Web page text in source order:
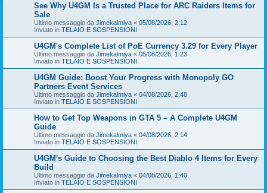
See Why U4GM Is a Trusted Place for ARC Raiders Items for
Sale
Ultimo messaggio da Jimekalmiya « 05/08/2026, 2:12
Inviato in TELAIO E SOSPENSIONI
U4GM's Complete List of PoE Currency 3.29 for Every Player
Ultimo messaggio da Jimekalmiya « 05/08/2026, 1:23
Inviato in TELAIO E SOSPENSIONI
U4GM Guide: Boost Your Progress with Monopoly GO
Partners Event Services
Ultimo messaggio da Jimekalmiya « 04/08/2026, 2:48
Inviato in TELAIO E SOSPENSIONI
How to Get Top Weapons in GTA 5 – A Complete U4GM
Guide
Ultimo messaggio da Jimekalmiya « 04/08/2026, 2:14
Inviato in TELAIO E SOSPENSIONI
U4GM's Guide to Choosing the Best Diablo 4 Items for Every
Build
Ultimo messaggio da Jimekalmiya « 04/08/2026, 1:40
Inviato in TELAIO E SOSPENSIONI